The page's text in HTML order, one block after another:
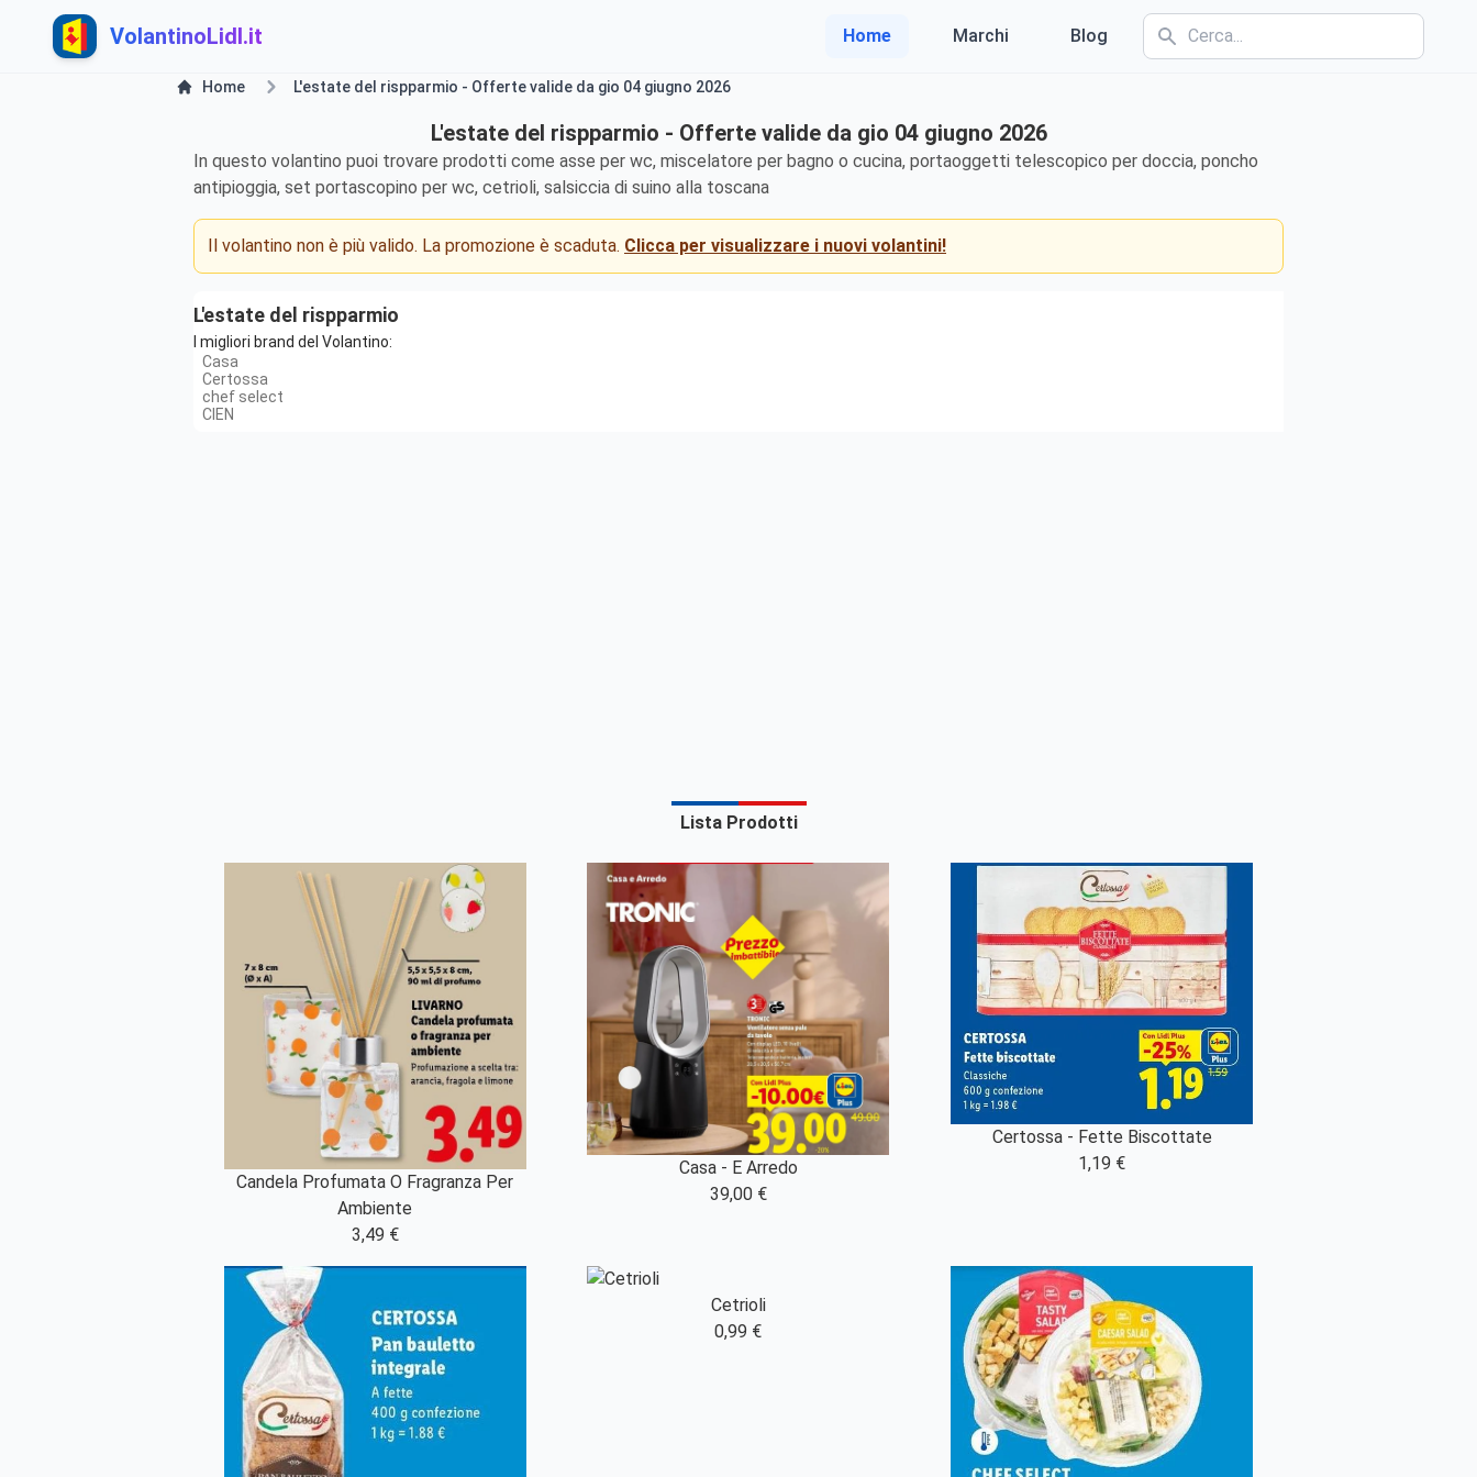
VolantinoLidl.it Home Marchi Blog
Home L'estate del rispparmio - Offerte valide da gio 04 giugno 2026
L'estate del rispparmio - Offerte valide da gio 04 giugno 2026
In questo volantino puoi trovare prodotti come asse per wc, miscelatore per bagno o cucina, portaoggetti telescopico per doccia, poncho
antipioggia, set portascopino per wc, cetrioli, salsiccia di suino alla toscana
Il volantino non è più valido. La promozione è scaduta. Clicca per visualizzare i nuovi volantini!
L'estate del rispparmio
I migliori brand del Volantino:
Casa
Certossa
chef select
CIEN
Lista Prodotti
Candela Profumata O Fragranza Per
Ambiente
3,49 €
Casa - E Arredo
39,00 €
Certossa - Fette Biscottate
1,19 €
Cetrioli
0,99 €